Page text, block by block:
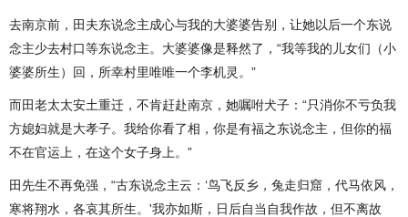
去南京前，田夫东说念主成心与我的大婆婆告别，让她以后一个东说
念主少去村口等东说念主。大婆婆像是释然了，“我等我的儿女们（小
婆婆所生）回，所幸村里唯唯一个李机灵。”
而田老太太安土重迁，不肯赶赴南京，她嘱咐犬子：“只消你不亏负我
方媳妇就是大孝子。我给你看了相，你是有福之东说念主，但你的福
不在官运上，在这个女子身上。”
田先生不再免强，“古东说念主云：‘鸟飞反乡，兔走归窟，代马依风，
寒将翔水，各哀其所生。'我亦如斯，日后自当自我作故，但不离故